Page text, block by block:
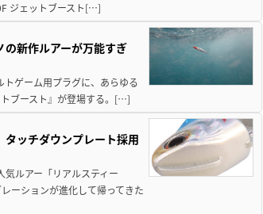
ジェットブースト[…]
の新作ルアーが万能すぎ
ゲーム用プラグに、あらゆる
ブースト』が登場する。[…]
ッチダウンプレート採用
ルアー「リアルスティー
ーションが進化して帰ってきた